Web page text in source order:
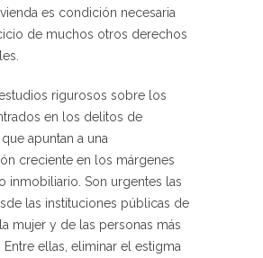
es condición necesaria
de muchos otros derechos
rigurosos sobre los
en los delitos de
apuntan a una
creciente en los márgenes
inmobiliario. Son urgentes las
las instituciones públicas de
mujer y de las personas más
Entre ellas, eliminar el estigma